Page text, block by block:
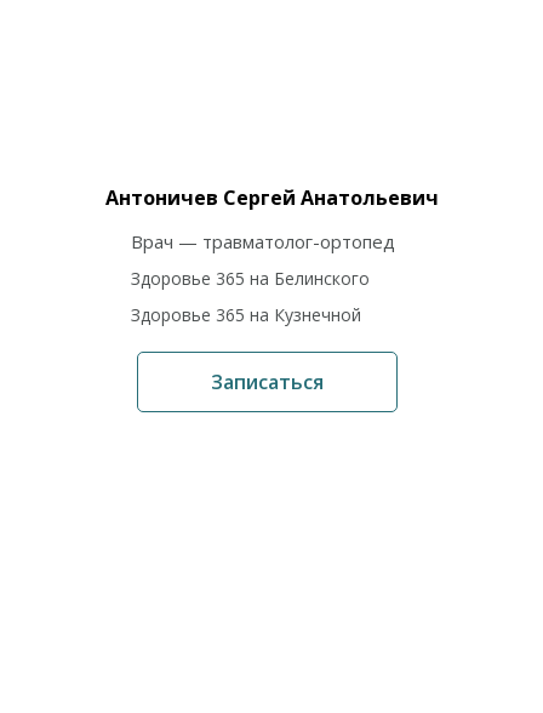
Антоничев Сергей Анатольевич
Врач — травматолог-ортопед
Здоровье 365 на Белинского
Здоровье 365 на Кузнечной
Записаться